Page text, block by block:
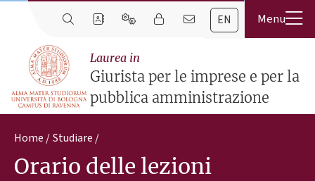
EN
Laurea in
Giurista per le imprese e per la
pubblica amministrazione
Home Studiare
Orario delle lezioni